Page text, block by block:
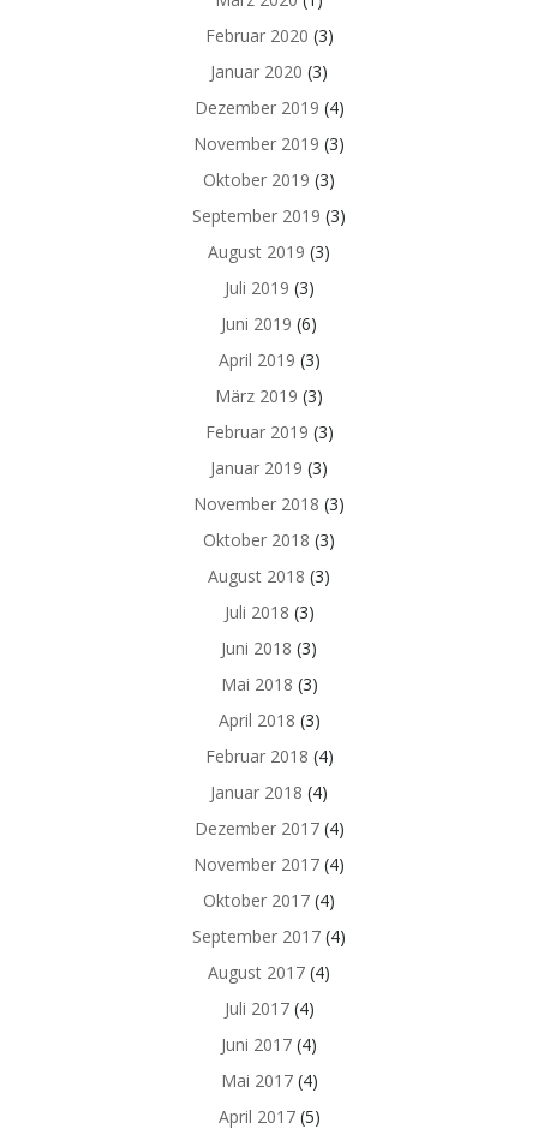
Februar 2020 (3)
Januar 2020 (3)
Dezember 2019 (4)
November 2019 (3)
Oktober 2019 (3)
September 2019 (3)
August 2019 (3)
Juli 2019 (3)
Juni 2019 (6)
April 2019 (3)
März 2019 (3)
Februar 2019 (3)
Januar 2019 (3)
November 2018 (3)
Oktober 2018 (3)
August 2018 (3)
Juli 2018 (3)
Juni 2018 (3)
Mai 2018 (3)
April 2018 (3)
Februar 2018 (4)
Januar 2018 (4)
Dezember 2017(4)
November 2017 (4)
Oktober 2017 (4)
September 2017 (4)
August 2017 (4)
Juli 2017(4)
Juni 2017 (4)
Mai 2017(4)
April 2017(5)